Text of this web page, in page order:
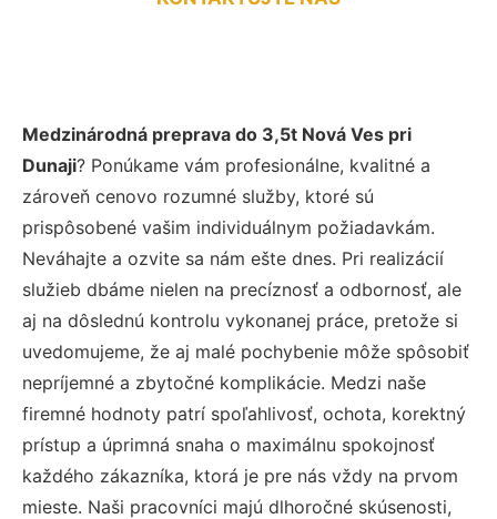
Medzinárodná preprava do 3,5t Nová Ves pri
Dunaji? Ponúkame vám profesionálne, kvalitné a
zároveň cenovo rozumné služby, ktoré sú
prispôsobené vašim individuálnym požiadavkám.
Neváhajte a ozvite sa nám ešte dnes. Pri realizácií
služieb dbáme nielen na precíznosť a odbornosť, ale
aj na dôslednú kontrolu vykonanej práce, pretože si
uvedomujeme, že aj malé pochybenie môže spôsobiť
nepríjemné a zbytočné komplikácie. Medzi naše
firemné hodnoty patrí spoľahlivosť, ochota, korektný
prístup a úprimná snaha o maximálnu spokojnosť
každého zákazníka, ktorá je pre nás vždy na prvom
mieste. Naši pracovníci majú dlhoročné skúsenosti,